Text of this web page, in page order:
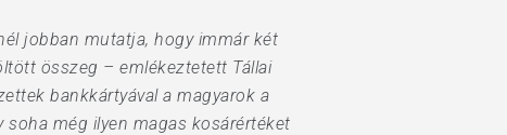
jobban mutatja, hogy immár két
összeg – emlékeztetett Tállai
bankkártyával a magyarok a
még ilyen magas kosárértéket